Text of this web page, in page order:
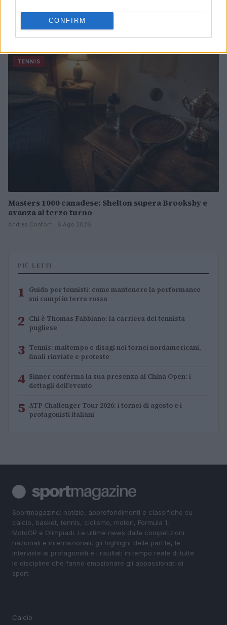
CONFIRM
Tennis: il dettagliato programma del 6 agosto per il
Canadian Open 2026
Francesca Lombardi · 6 Ago 2026
TENNIS
Masters 1000 canadese: Shelton supera Brooksby e
avanza al terzo turno
Andrea Conforti · 6 Ago 2026
PIÙ LETTI
1 Guida per tennisti: come mantenere la performance
sui campi in terra rossa
2 Chi è Thomas Fabbiano: la carriera del tennista
pugliese
3 Tennis: maltempo e disagi nei tornei nordamericani,
finali rinviate e proteste
4 Sinner conferma la sua presenza al China Open: i
dettagli dell’evento
5 ATP Challenger Tour 2026: i tornei di agosto e i
protagonisti italiani
Sportmagazine: notizie, approfondimenti e classifiche su
calcio, basket, tennis, ciclismo, motori, Formula 1,
MotoGP e Olimpiadi. Le ultime news dalle competizioni
nazionali e internazionali, gli highlight delle partite, le
interviste ai protagonisti e i risultati in tempo reale di tutte
le discipline che fanno emozionare gli appassionati di
sport.
Calcio